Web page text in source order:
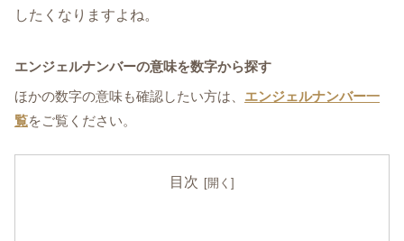
したくなりますよね。
エンジェルナンバーの意味を数字から探す
ほかの数字の意味も確認したい方は、 エンジェルナンバー一
覧をご覧ください。
目次